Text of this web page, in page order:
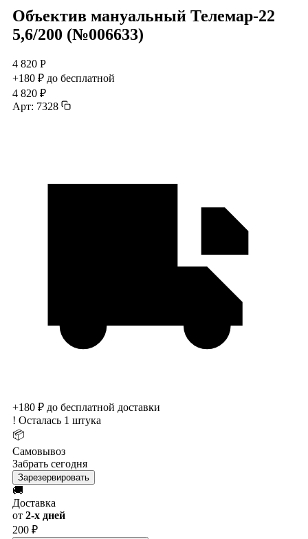
Объектив мануальный Телемар-22
5,6/200 (№006633)
4 820 Р
+180 ₽ до бесплатной
4 820 ₽
Арт: 7328
+180 ₽ до бесплатной доставки
! Осталась 1 штука
📦
Самовывоз
Забрать сегодня
Зарезервировать
🚚
Доставка
от 2-х дней
200 ₽